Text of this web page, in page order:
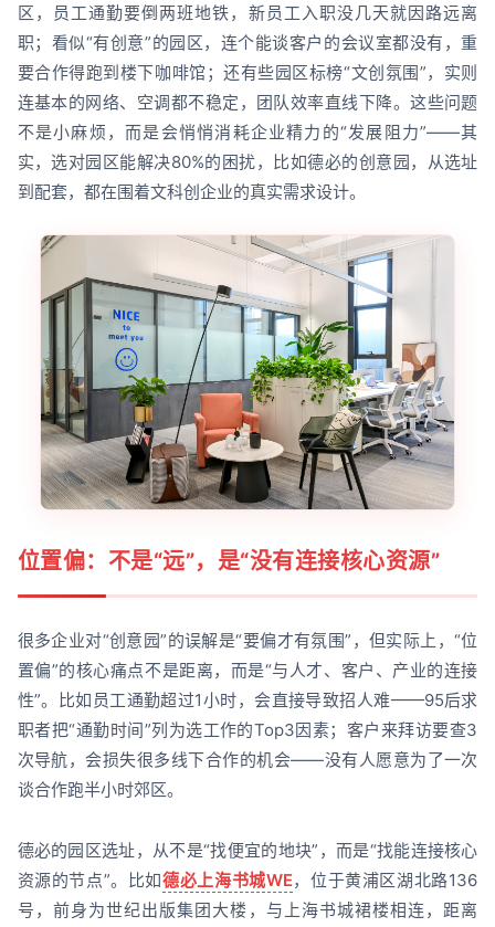
区，员工通勤要倒两班地铁，新员工入职没几天就因路远离
职；看似“有创意”的园区，连个能谈客户的会议室都没有，重
要合作得跑到楼下咖啡馆；还有些园区标榜“文创氛围”，实则
连基本的网络、空调都不稳定，团队效率直线下降。这些问题
不是小麻烦，而是会悄悄消耗企业精力的“发展阻力”——其
实，选对园区能解决80%的困扰，比如德必的创意园，从选址
到配套，都在围着文科创企业的真实需求设计。
位置偏：不是“远”，是“没有连接核心资源”
很多企业对“创意园”的误解是“要偏才有氛围”，但实际上，“位
置偏”的核心痛点不是距离，而是“与人才、客户、产业的连接
性”。比如员工通勤超过1小时，会直接导致招人难——95后求
职者把“通勤时间”列为选工作的Top3因素；客户来拜访要查3
次导航，会损失很多线下合作的机会——没有人愿意为了一次
谈合作跑半小时郊区。
德必的园区选址，从不是“找便宜的地块”，而是“找能连接核心
资源的节点”。比如德必上海书城WE，位于黄浦区湖北路136
号，前身为世纪出版集团大楼，与上海书城裙楼相连，距离